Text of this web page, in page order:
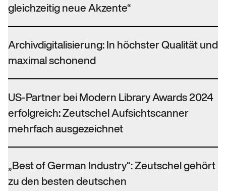
gleichzeitig neue Akzente“
Archivdigitalisierung: In höchster Qualität und
maximal schonend
US-Partner bei Modern Library Awards 2024
erfolgreich: Zeutschel Aufsichtscanner
mehrfach ausgezeichnet
„Best of German Industry“: Zeutschel gehört
zu den besten deutschen